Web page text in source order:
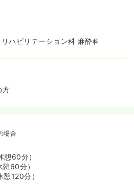
収入を得られる環境です。
守りカメラやセンサー付きの新
を導入しており、無駄な訪室や
境です。》
です。有給は、半日単位で取得
す。
動器の寿命を伸ばすためにリハ
す。
患者様がほとんどのため、患者
ハビリテーション科 麻酔科
方
場合
60分）
60分）
120分）